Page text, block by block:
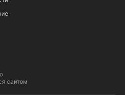
сайтом